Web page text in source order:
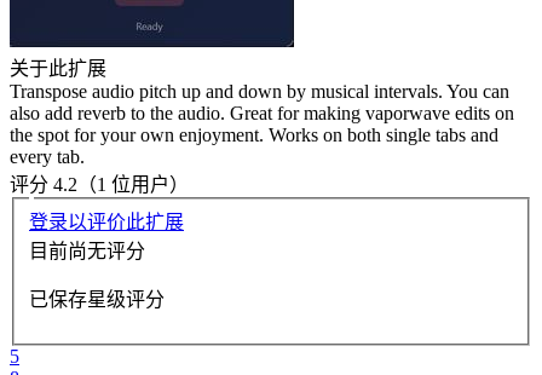
关于此扩展
Transpose audio pitch up and down by musical intervals. You can
also add reverb to the audio. Great for making vaporwave edits on
the spot for your own enjoyment. Works on both single tabs and
every tab.
评分 4.2（1 位用户）
登录以评价此扩展
目前尚无评分
已保存星级评分
5